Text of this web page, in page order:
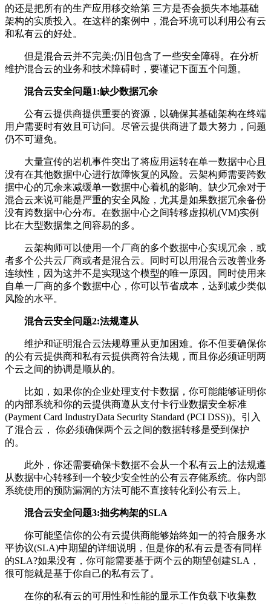
的还是把所有的生产应用移交给第 三方是否会损失本地基础
架构的实质投入。在这样的案例中，混合环境可以利用公有云
和私有云的好处。
但是混合云并不完美;仍旧包含了一些安全障碍。在分析
维护混合云的业务和技术障碍时，要谨记下面五个问题。
混合云安全问题1:缺少数据冗余
公有云提供商提供重要的资源，以确保其基础架构在终端
用户需要时有效且可访问。尽管云提供商进了最大努力，问题
仍不可避免。
大量宣传的岩机事件突出了将应用运转在单一数据中心且
没有在其他数据中心进行故障恢复的风险。云架构师需要跨数
据中心的冗余来减缓单一数据中心着机的影响。缺少冗余对于
混合云来说可能是严重的安全风险，尤其是如果数据冗余备份
没有跨数据中心分布。在数据中心之间转移虚拟机(VM)实例
比在大型数据集之间容易的多。
云架构师可以使用一个厂商的多个数据中心实现冗余，或
者多个公共云厂商或者是混合云。同时可以用混合云改善业务
连续性，因为这并不是实现这个模型的唯一原因。同时使用来
自单一厂商的多个数据中心，你可以节省成本，达到减少类似
风险的水平。
混合云安全问题2:法规遵从
维护和证明混合云法规尊重从更加困难。你不但要确保你
的公有云提供商和私有云提供商符合法规，而且你必须证明两
个云之间的协调是顺从的。
比如，如果你的企业处理支付卡数据，你可能能够证明你
的内部系统和你的云提供商遵从支付卡行业数据安全标准
(Payment Card IndustryData Security Standard (PCI DSS))。引入
了混合云， 你必须确保两个云之间的数据转移是受到保护
的。
此外，你还需要确保卡数据不会从一个私有云上的法规遵
从数据中心转移到一个较少安全性的公有云存储系统。你内部
系统使用的预防漏洞的方法可能不直接转化到公有云上。
混合云安全问题3:拙劣构架的SLA
你可能坚信你的公有云提供商能够始终如一的符合服务水
平协议(SLA)中期望的详细说明，但是你的私有云是否有同样
的SLA?如果没有，你可能需要基于两个云的期望创建SLA，
很可能就是基于你自己的私有云了。
在你的私有云的可用性和性能的显示工作负载下收集数